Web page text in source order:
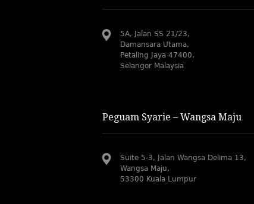
5A, Jalan SS 21/23,
Damansara Utama,
Petaling Jaya 47400,
Selangor Malaysia
Peguam Syarie – Wangsa Maju
Suite 5-3, Jalan Wangsa Delima 13,
Wangsa Maju,
53300 Kuala Lumpur